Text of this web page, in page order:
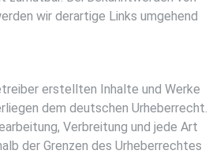
wir derartige Links umgehend
erstellten Inhalte und Werke
dem deutschen Urheberrecht.
Verbreitung und jede Art
der Grenzen des Urheberrechtes